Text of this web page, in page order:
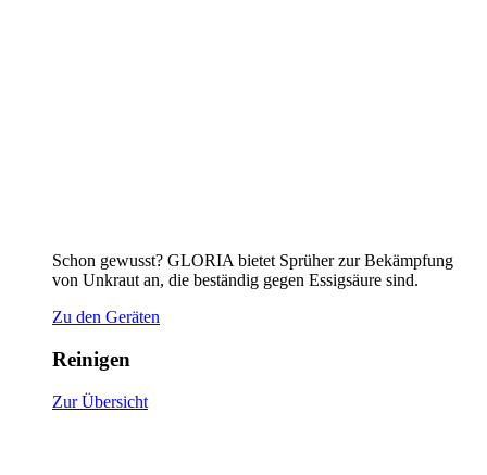
Schon gewusst? GLORIA bietet Sprüher zur Bekämpfung
von Unkraut an, die beständig gegen Essigsäure sind.
Zu den Geräten
Reinigen
Zur Übersicht